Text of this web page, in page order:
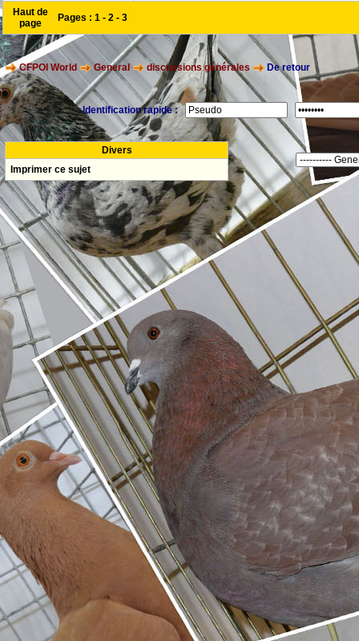
Haut de
page
Pages : 1 - 2 - 3
CFPOI World General discussions générales De retour
Identification rapide :
Divers
Imprimer ce sujet